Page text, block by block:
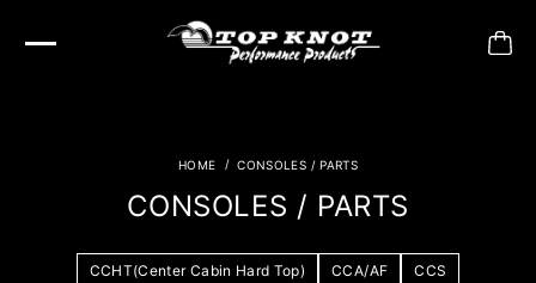
CONSOLES / PARTS
CONSOLES / PARTS
CCHT(Center Cabin Hard Top) CCA/AF
CCS